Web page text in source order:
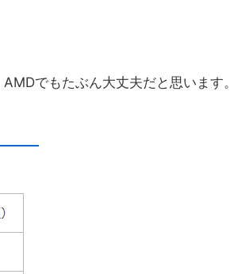
でもたぶん大丈夫だと思います。